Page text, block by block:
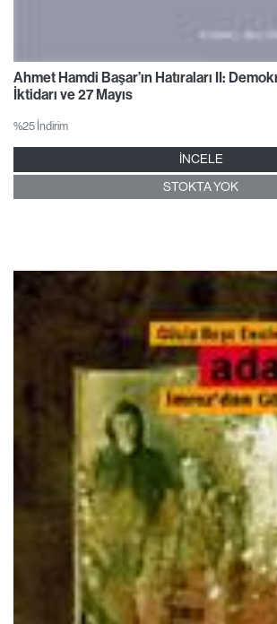
Ahmet Hamdi Başar’ın Hatıraları II:
İktidarı ve 27 Mayıs
%25 İndirim
İNCELE
STOKTA YOK